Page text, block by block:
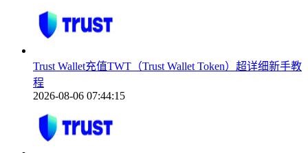
Trust Wallet充值TWT（Trust Wallet Token）超详细新手教
程
2026-08-06 07:44:15